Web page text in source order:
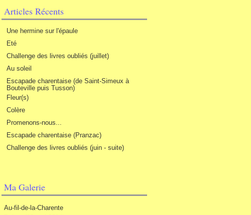
Articles Récents
Une hermine sur l'épaule
Eté
Challenge des livres oubliés (juillet)
Au soleil
Escapade charentaise (de Saint-Simeux à
Bouteville puis Tusson)
Fleur(s)
Colère
Promenons-nous...
Escapade charentaise (Pranzac)
Challenge des livres oubliés (juin - suite)
Ma Galerie
Au-fil-de-la-Charente